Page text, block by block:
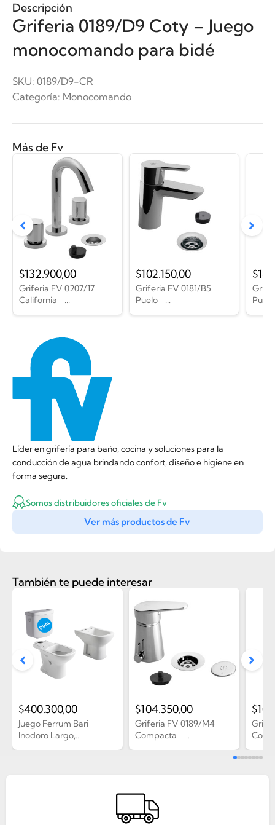
Descripción
Griferia 0189/D9 Coty – Juego
monocomando para bidé
SKU: 0189/D9-CR
Categoría: Monocomando
Más de Fv
Líder en grifería para baño, cocina y soluciones para la
conducción de agua brindando confort, diseño e higiene en
forma segura.
Somos distribuidores oficiales de Fv
Ver más productos de Fv
Griferia FV 0207/17
California –...
$132.900,00
Griferia FV 0181/B5
Puelo –...
$102.150,00 $
También te puede interesar
Juego Ferrum Bari
Inodoro Largo,...
$400.300,00
Griferia FV 0189/M4
Compacta –...
$104.350,00 $